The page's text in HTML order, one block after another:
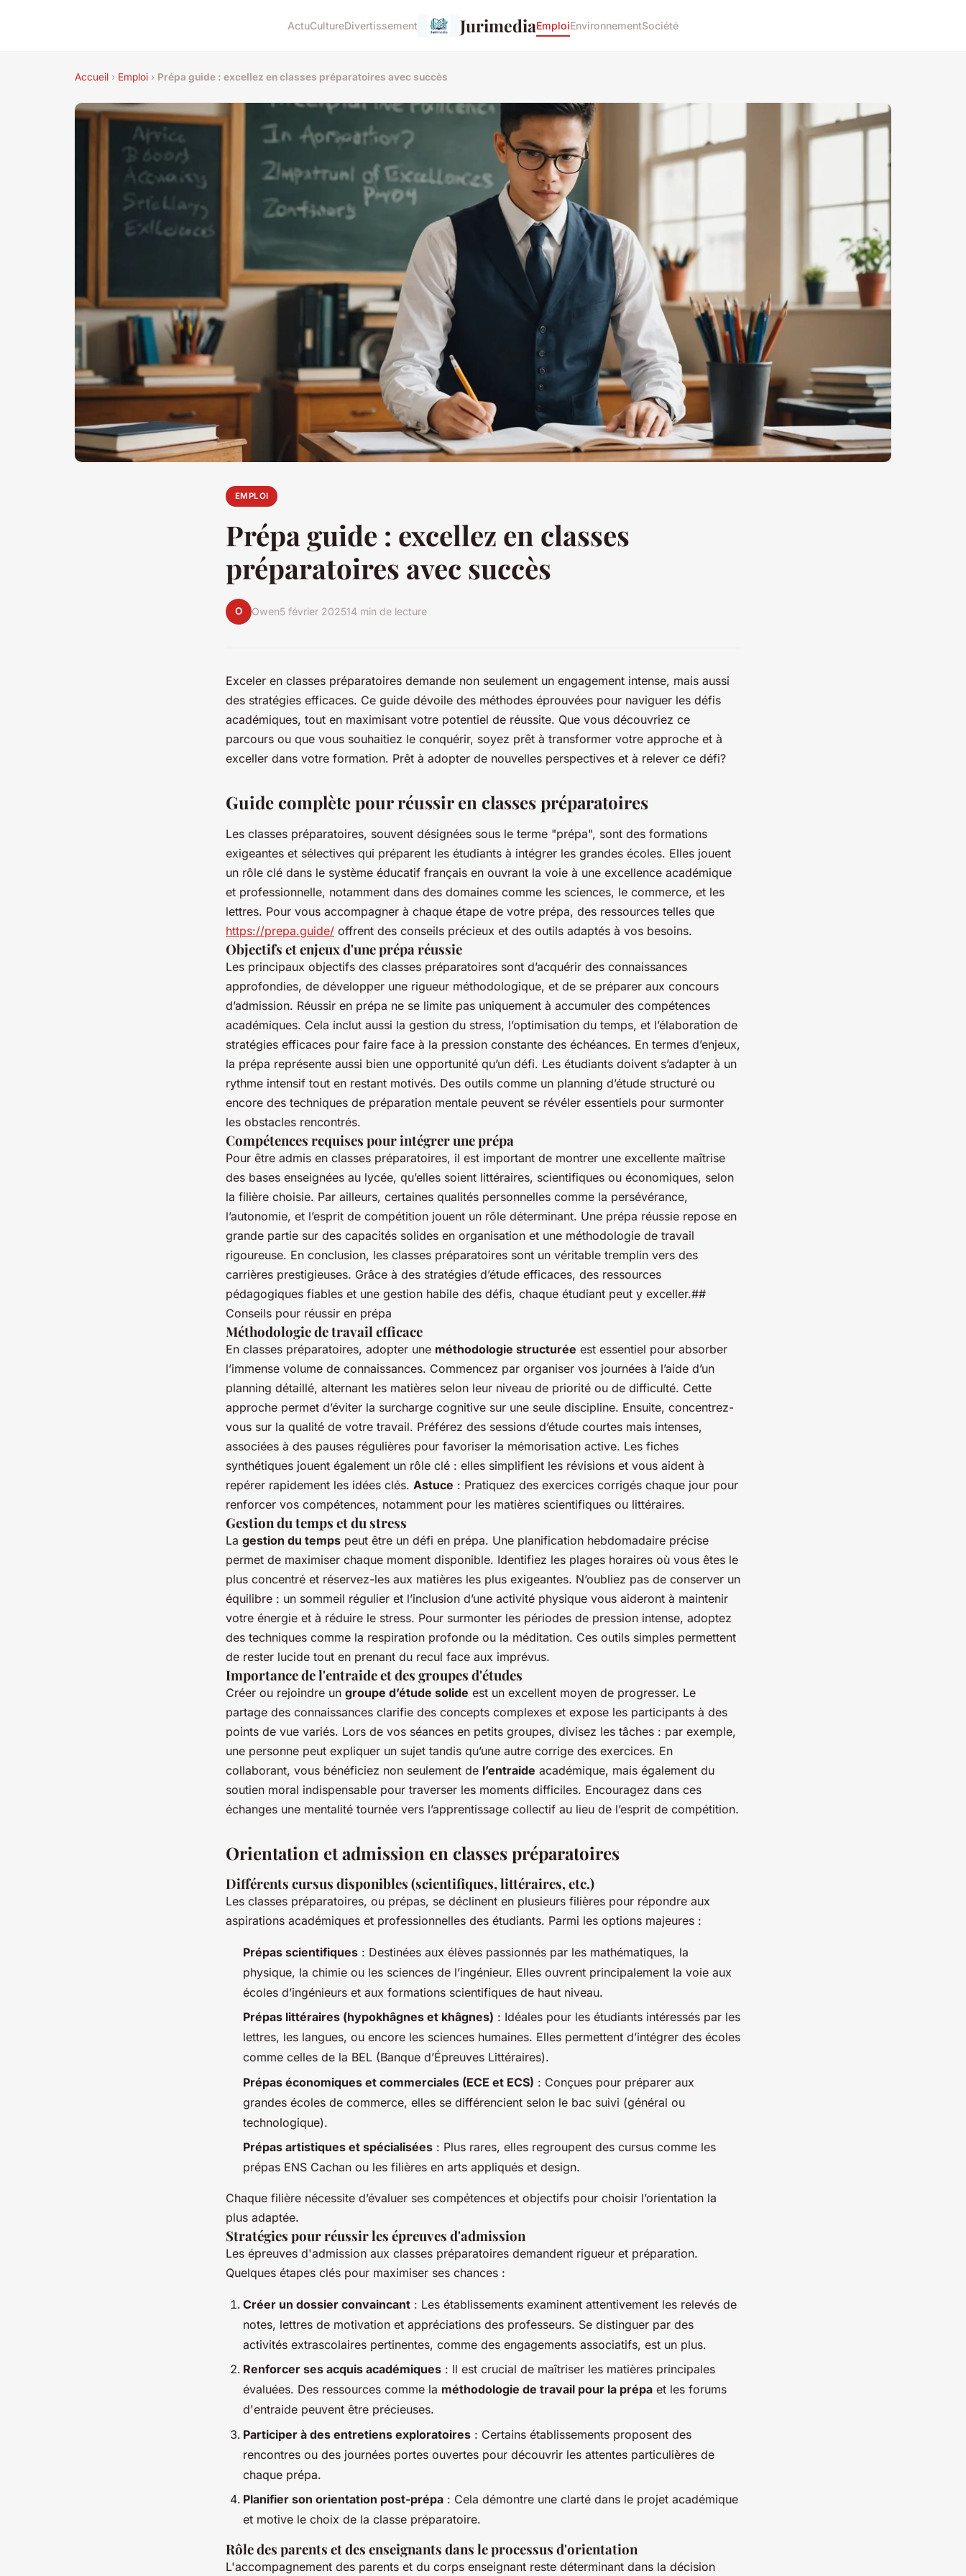
ActuCultureDivertissement JurimediaEmploiEnvironnementSociété
Accueil › Emploi › Prépa guide : excellez en classes préparatoires avec succès
EMPLOI
Prépa guide : excellez en classes
préparatoires avec succès
O Owen5 février 202514 min de lecture
Exceler en classes préparatoires demande non seulement un engagement intense, mais aussi
des stratégies efficaces. Ce guide dévoile des méthodes éprouvées pour naviguer les défis
académiques, tout en maximisant votre potentiel de réussite. Que vous découvriez ce
parcours ou que vous souhaitiez le conquérir, soyez prêt à transformer votre approche et à
exceller dans votre formation. Prêt à adopter de nouvelles perspectives et à relever ce défi?
Guide complète pour réussir en classes préparatoires
Les classes préparatoires, souvent désignées sous le terme "prépa", sont des formations
exigeantes et sélectives qui préparent les étudiants à intégrer les grandes écoles. Elles jouent
un rôle clé dans le système éducatif français en ouvrant la voie à une excellence académique
et professionnelle, notamment dans des domaines comme les sciences, le commerce, et les
lettres. Pour vous accompagner à chaque étape de votre prépa, des ressources telles que
https://prepa.guide/ offrent des conseils précieux et des outils adaptés à vos besoins.
Objectifs et enjeux d'une prépa réussie
Les principaux objectifs des classes préparatoires sont d’acquérir des connaissances
approfondies, de développer une rigueur méthodologique, et de se préparer aux concours
d’admission. Réussir en prépa ne se limite pas uniquement à accumuler des compétences
académiques. Cela inclut aussi la gestion du stress, l’optimisation du temps, et l’élaboration de
stratégies efficaces pour faire face à la pression constante des échéances. En termes d’enjeux,
la prépa représente aussi bien une opportunité qu’un défi. Les étudiants doivent s’adapter à un
rythme intensif tout en restant motivés. Des outils comme un planning d’étude structuré ou
encore des techniques de préparation mentale peuvent se révéler essentiels pour surmonter
les obstacles rencontrés.
Compétences requises pour intégrer une prépa
Pour être admis en classes préparatoires, il est important de montrer une excellente maîtrise
des bases enseignées au lycée, qu’elles soient littéraires, scientifiques ou économiques, selon
la filière choisie. Par ailleurs, certaines qualités personnelles comme la persévérance,
l’autonomie, et l’esprit de compétition jouent un rôle déterminant. Une prépa réussie repose en
grande partie sur des capacités solides en organisation et une méthodologie de travail
rigoureuse. En conclusion, les classes préparatoires sont un véritable tremplin vers des
carrières prestigieuses. Grâce à des stratégies d’étude efficaces, des ressources
pédagogiques fiables et une gestion habile des défis, chaque étudiant peut y exceller.##
Conseils pour réussir en prépa
Méthodologie de travail efficace
En classes préparatoires, adopter une méthodologie structurée est essentiel pour absorber
l’immense volume de connaissances. Commencez par organiser vos journées à l’aide d’un
planning détaillé, alternant les matières selon leur niveau de priorité ou de difficulté. Cette
approche permet d’éviter la surcharge cognitive sur une seule discipline. Ensuite, concentrez-
vous sur la qualité de votre travail. Préférez des sessions d’étude courtes mais intenses,
associées à des pauses régulières pour favoriser la mémorisation active. Les fiches
synthétiques jouent également un rôle clé : elles simplifient les révisions et vous aident à
repérer rapidement les idées clés. Astuce : Pratiquez des exercices corrigés chaque jour pour
renforcer vos compétences, notamment pour les matières scientifiques ou littéraires.
Gestion du temps et du stress
La gestion du temps peut être un défi en prépa. Une planification hebdomadaire précise
permet de maximiser chaque moment disponible. Identifiez les plages horaires où vous êtes le
plus concentré et réservez-les aux matières les plus exigeantes. N’oubliez pas de conserver un
équilibre : un sommeil régulier et l’inclusion d’une activité physique vous aideront à maintenir
votre énergie et à réduire le stress. Pour surmonter les périodes de pression intense, adoptez
des techniques comme la respiration profonde ou la méditation. Ces outils simples permettent
de rester lucide tout en prenant du recul face aux imprévus.
Importance de l'entraide et des groupes d'études
Créer ou rejoindre un groupe d’étude solide est un excellent moyen de progresser. Le
partage des connaissances clarifie des concepts complexes et expose les participants à des
points de vue variés. Lors de vos séances en petits groupes, divisez les tâches : par exemple,
une personne peut expliquer un sujet tandis qu’une autre corrige des exercices. En
collaborant, vous bénéficiez non seulement de l’entraide académique, mais également du
soutien moral indispensable pour traverser les moments difficiles. Encouragez dans ces
échanges une mentalité tournée vers l’apprentissage collectif au lieu de l’esprit de compétition.
Orientation et admission en classes préparatoires
Différents cursus disponibles (scientifiques, littéraires, etc.)
Les classes préparatoires, ou prépas, se déclinent en plusieurs filières pour répondre aux
aspirations académiques et professionnelles des étudiants. Parmi les options majeures :
Prépas scientifiques : Destinées aux élèves passionnés par les mathématiques, la
physique, la chimie ou les sciences de l’ingénieur. Elles ouvrent principalement la voie aux
écoles d’ingénieurs et aux formations scientifiques de haut niveau.
Prépas littéraires (hypokhâgnes et khâgnes) : Idéales pour les étudiants intéressés par les
lettres, les langues, ou encore les sciences humaines. Elles permettent d’intégrer des écoles
comme celles de la BEL (Banque d’Épreuves Littéraires).
Prépas économiques et commerciales (ECE et ECS) : Conçues pour préparer aux
grandes écoles de commerce, elles se différencient selon le bac suivi (général ou
technologique).
Prépas artistiques et spécialisées : Plus rares, elles regroupent des cursus comme les
prépas ENS Cachan ou les filières en arts appliqués et design.
Chaque filière nécessite d’évaluer ses compétences et objectifs pour choisir l’orientation la
plus adaptée.
Stratégies pour réussir les épreuves d'admission
Les épreuves d'admission aux classes préparatoires demandent rigueur et préparation.
Quelques étapes clés pour maximiser ses chances :
Créer un dossier convaincant : Les établissements examinent attentivement les relevés de
notes, lettres de motivation et appréciations des professeurs. Se distinguer par des
activités extrascolaires pertinentes, comme des engagements associatifs, est un plus.
Renforcer ses acquis académiques : Il est crucial de maîtriser les matières principales
évaluées. Des ressources comme la méthodologie de travail pour la prépa et les forums
d'entraide peuvent être précieuses.
Participer à des entretiens exploratoires : Certains établissements proposent des
rencontres ou des journées portes ouvertes pour découvrir les attentes particulières de
chaque prépa.
Planifier son orientation post-prépa : Cela démontre une clarté dans le projet académique
et motive le choix de la classe préparatoire.
Rôle des parents et des enseignants dans le processus d'orientation
L'accompagnement des parents et du corps enseignant reste déterminant dans la décision